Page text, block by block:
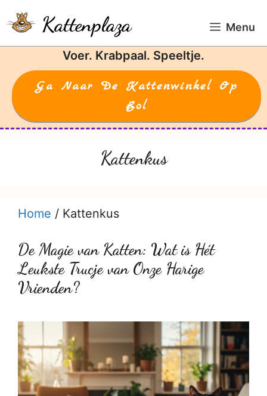
naar
de
Kattenplaza Menu
Voer. Krabpaal. Speeltje.
Ga Naar De Kattenwinkel Op
Bol
Kattenkus
Home / Kattenkus
De Magie van Katten: Wat is Hét
Leukste Trucje van Onze Harige
Vrienden?